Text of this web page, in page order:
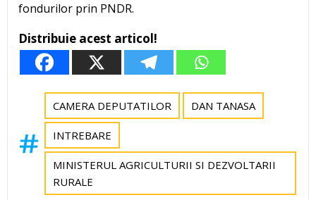
fondurilor prin PNDR.
Distribuie acest articol!
CAMERA DEPUTATILOR DAN TANASA
INTREBARE
MINISTERUL AGRICULTURII SI DEZVOLTARII
RURALE